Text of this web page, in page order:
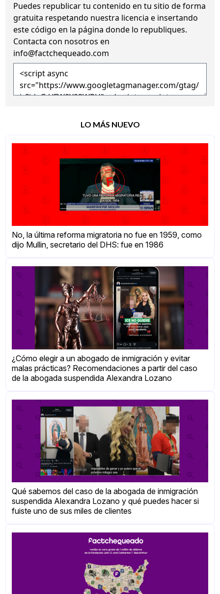
Puedes republicar tu contenido en tu sitio de forma
gratuita respetando nuestra licencia e insertando
este código en la página donde lo republiques.
Contacta con nosotros en
info@factchequeado.com
LO MÁS NUEVO
No, la última reforma migratoria no fue en 1959, como
dijo Mullin, secretario del DHS: fue en 1986
¿Cómo elegir a un abogado de inmigración y evitar
malas prácticas? Recomendaciones a partir del caso
de la abogada suspendida Alexandra Lozano
Qué sabemos del caso de la abogada de inmigración
suspendida Alexandra Lozano y qué puedes hacer si
fuiste uno de sus miles de clientes